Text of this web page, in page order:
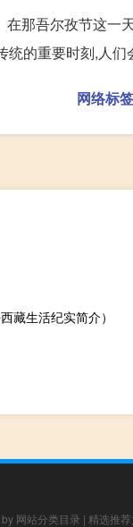
在那吾尔孜节这
统的重要时刻,人
网络标
藏生活纪实简介）
网站分类目录 | 精选推